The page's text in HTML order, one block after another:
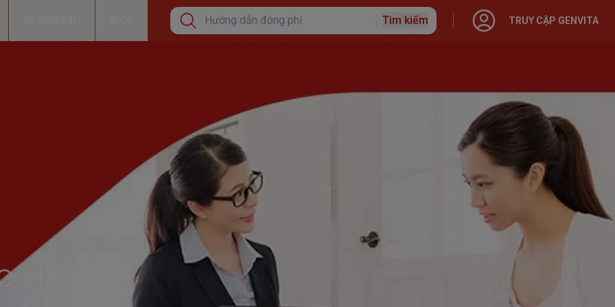
Tìm kiếm
Bảo lãnh viện phí
Hướng dẫn đóng phí bảo hiểm
Tìm kiếm xu hướng
Bảo Hiểm Sức Khỏe Cá Nhân
Bảo vệ sức khỏe
Đầu tư tăng trưởng dài hạn
TRUY CẬP GENVITA
Hiểm